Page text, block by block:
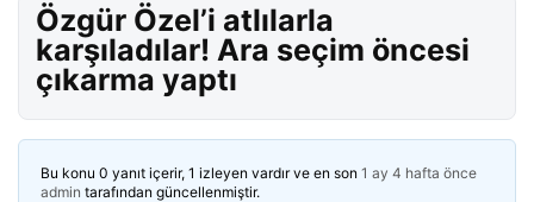
Özgür Özel’i atlılarla
karşıladılar! Ara seçim öncesi
çıkarma yaptı
Bu konu 0 yanıt içerir, 1 izleyen vardır ve en son 1 ay 4 hafta önce
admin tarafından güncellenmiştir.